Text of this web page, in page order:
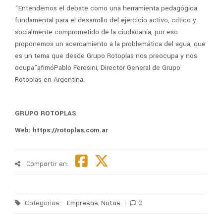
“Entendemos el debate como una herramienta pedagógica
fundamental para el desarrollo del ejercicio activo, crítico y
socialmente comprometido de la ciudadanía, por eso
proponemos un acercamiento a la problemática del agua, que
es un tema que desde Grupo Rotoplas nos preocupa y nos
ocupa”afimóPablo Feresini, Director General de Grupo
Rotoplas en Argentina.
GRUPO ROTOPLAS
Web: https://rotoplas.com.ar
Compartir en:
Categorias: Empresas Notas | 0